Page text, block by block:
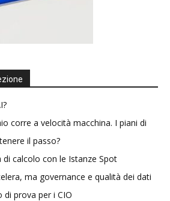
corre a velocità macchina. I piani di
il passo?
di calcolo con le Istanze Spot
ma governance e qualità dei dati
prova per i CIO